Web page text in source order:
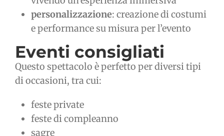
personalizzazione: creazione di costumi
e performance su misura per l’evento
Eventi consigliati
Questo spettacolo è perfetto per diversi tipi
di occasioni, tra cui:
feste private
feste di compleanno
sagre